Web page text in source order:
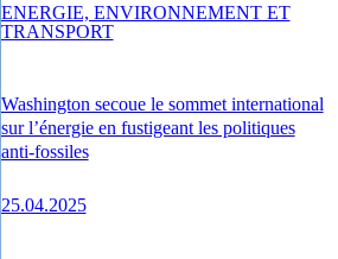
Washington secoue le sommet international
sur l’énergie en fustigeant les politiques
anti-fossiles
25.04.2025
ENERGIE, ENVIRONNEMENT ET
TRANSPORT